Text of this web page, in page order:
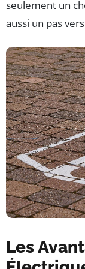
seulement un
aussi un pas
Les